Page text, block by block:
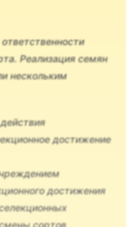
Реализация семян
нескольким
достижение
достижения
сортов